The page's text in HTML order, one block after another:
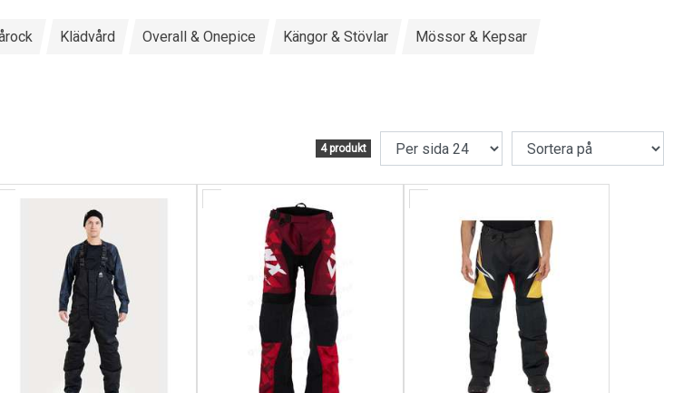
Klädvård Overall & Onepice Kängor & Stövlar Mössor & Kepsar
4 produkt